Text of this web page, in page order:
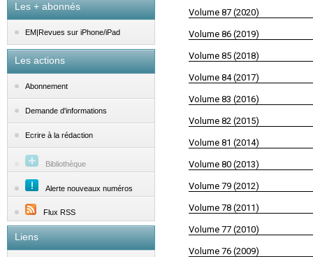
Les + abonnés
EM|Revues sur iPhone/iPad
Les actions
Abonnement
Demande d'informations
Ecrire à la rédaction
Bibliothèque
Alerte nouveaux numéros
Flux RSS
Liens
Volume 87 (2020)
Volume 86 (2019)
Volume 85 (2018)
Volume 84 (2017)
Volume 83 (2016)
Volume 82 (2015)
Volume 81 (2014)
Volume 80 (2013)
Volume 79 (2012)
Volume 78 (2011)
Volume 77 (2010)
Volume 76 (2009)